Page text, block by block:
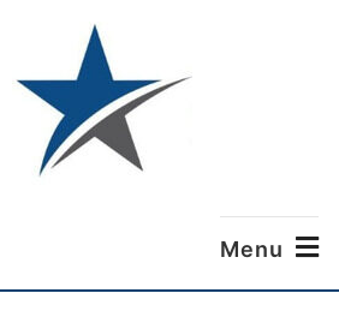
STARSAT Menu